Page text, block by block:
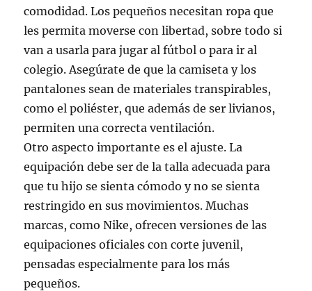
comodidad. Los pequeños necesitan ropa que
les permita moverse con libertad, sobre todo si
van a usarla para jugar al fútbol o para ir al
colegio. Asegúrate de que la camiseta y los
pantalones sean de materiales transpirables,
como el poliéster, que además de ser livianos,
permiten una correcta ventilación.
Otro aspecto importante es el ajuste. La
equipación debe ser de la talla adecuada para
que tu hijo se sienta cómodo y no se sienta
restringido en sus movimientos. Muchas
marcas, como Nike, ofrecen versiones de las
equipaciones oficiales con corte juvenil,
pensadas especialmente para los más
pequeños.